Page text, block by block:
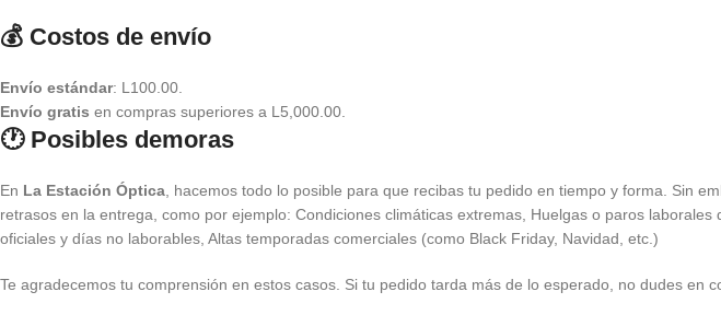
💰 Costos de envío
Envío estándar: L100.00.
Envío gratis en compras superiores a L5,000.00.
🕐 Posibles demoras
En La Estación Óptica , hacemos todo lo posible para que recibas tu pedido en tiempo y forma. Sin
retrasos en la entrega, como por ejemplo: Condiciones climáticas extremas, Huelgas o paros
oficiales y días no laborables, Altas temporadas comerciales (como Black Friday, Navidad, etc.)
Te agradecemos tu comprensión en estos casos. Si tu pedido tarda más de lo esperado, no dudes en